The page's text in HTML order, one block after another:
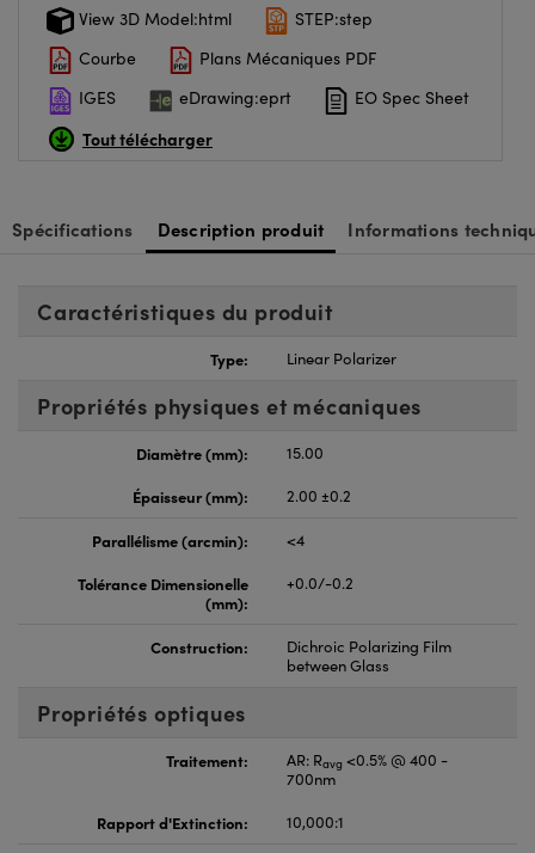
View 3D Model:html
STEP:step
Courbe
Plans Mécaniques PDF
IGES
eDrawing:eprt EO Spec Sheet
Tout télécharger
Spécifications Description produit Informations
Caractéristiques du produit
Type: Linear Polarizer
Propriétés physiques et mécaniques
Diamètre (mm):
15.00
Épaisseur (mm):
2.00 ±0.2
Parallélisme (arcmin):
<4
Tolérance Dimensionelle
(mm):
+0.0/-0.2
Construction:
Dichroic Polarizing Film
between Glass
Propriétés optiques
Traitement: AR: Ravg <0.5% @ 400 -
700nm
Rapport d'Extinction:
10,000:1